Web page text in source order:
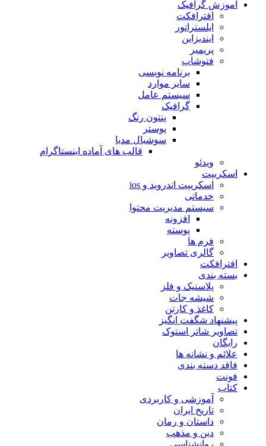
آموزش گرافیک
افترافکت
ایلستراتور
ایندیزاین
پریمیر
فتوشاپ
برنامه نویسی
سایر موارد
سیستم عامل
گرافیک
پنتون رنگ
پوستر
سوشیال مدیا
قالب های آماده اینستاگرام
ویدئو
اسکریپت
اسکریپت اندروید و ios
خدماتی
سیستم مدیریت محتوا
افزونه
پوسته
فرم ها
گالری تصاویر
افترافکت
بسته بندی
پلاستیک و فلز
شیشه جات
کاغذ و کارتن
پیشنهاد شگفت انگیز
تصاویر شاتر استوک
رایگان
علائم و نشانه ها
فاقد دسته بندی
فونت
کتاب
آموزشی و کاربردی
تاریخ ایران
داستان و رمان
دین و مذهب
روانشناسی